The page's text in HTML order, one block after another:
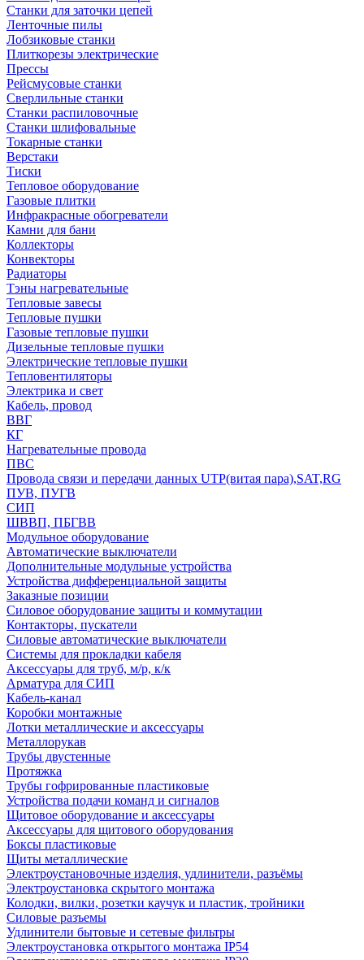
Станки для заточки цепей
Ленточные пилы
Лобзиковые станки
Плиткорезы электрические
Прессы
Рейсмусовые станки
Сверлильные станки
Станки распиловочные
Станки шлифовальные
Токарные станки
Верстаки
Тиски
Тепловое оборудование
Газовые плитки
Инфракрасные обогреватели
Камни для бани
Коллекторы
Конвекторы
Радиаторы
Тэны нагревательные
Тепловые завесы
Тепловые пушки
Газовые тепловые пушки
Дизельные тепловые пушки
Электрические тепловые пушки
Тепловентиляторы
Электрика и свет
Кабель, провод
ВВГ
КГ
Нагревательные провода
ПВС
Провода связи и передачи данных UTP(витая пара),SAT,RG
ПУВ, ПУГВ
СИП
ШВВП, ПБГВВ
Модульное оборудование
Автоматические выключатели
Дополнительные модульные устройства
Устройства дифференциальной защиты
Заказные позиции
Силовое оборудование защиты и коммутации
Контакторы, пускатели
Силовые автоматические выключатели
Системы для прокладки кабеля
Аксессуары для труб, м/р, к/к
Арматура для СИП
Кабель-канал
Коробки монтажные
Лотки металлические и аксессуары
Металлорукав
Трубы двустенные
Протяжка
Трубы гофрированные пластиковые
Устройства подачи команд и сигналов
Щитовое оборудование и аксессуары
Аксессуары для щитового оборудования
Боксы пластиковые
Щиты металлические
Электроустановочные изделия, удлинители, разъёмы
Электроустановка скрытого монтажа
Колодки, вилки, розетки каучук и пластик, тройники
Силовые разъемы
Удлинители бытовые и сетевые фильтры
Электроустановка открытого монтажа IP54